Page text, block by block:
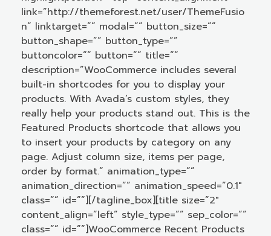
link=”http://themeforest.net/user/ThemeFusio
n” linktarget=”” modal=”” button_size=””
button_shape=”” button_type=””
buttoncolor=”” button=”” title=””
description=”WooCommerce includes several
built-in shortcodes for you to display your
products. With Avada’s custom styles, they
really help your products stand out. This is the
Featured Products shortcode that allows you
to insert your products by category on any
page. Adjust column size, items per page,
order by format.” animation_type=””
animation_direction=”” animation_speed=”0.1″
class=”” id=””][/tagline_box][title size=”2″
content_align=”left” style_type=”” sep_color=””
class=”” id=””]WooCommerce Recent Products